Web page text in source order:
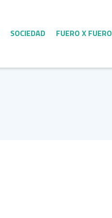
SOCIEDAD FUERO X FUERO